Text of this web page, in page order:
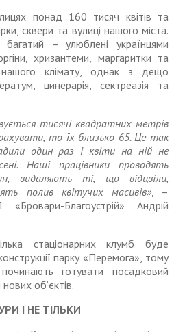
понад 160 тисяч квітів та
сквери та вулиці нашого міста.
– улюблені українцями
хризантеми, маргаритки та
клімату, однак з дещо
цинерарія, сектреазія та
тисячі квадратних метрів
то їх близько 65. Це так
один раз і квіти на ній не
Наші працівники проводять
видаляють ті, що відцвіли,
полив квітучих масивів», –
Благо­устрій» Андрій
стаціо­нарних клумб буде
парку «Перемога», тому
готувати посадковий
об’єктів.
І НЕ ТІЛЬКИ